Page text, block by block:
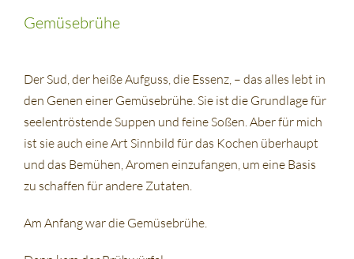
Gemüsebrühe
Der Sud, der heiße Aufguss, die Essenz, – das alles lebt in
den Genen einer Gemüsebrühe. Sie ist die Grundlage für
seelentröstende Suppen und feine Soßen. Aber für mich
ist sie auch eine Art Sinnbild für das Kochen überhaupt
und das Bemühen, Aromen einzufangen, um eine Basis
zu schaffen für andere Zutaten.
Am Anfang war die Gemüsebrühe.